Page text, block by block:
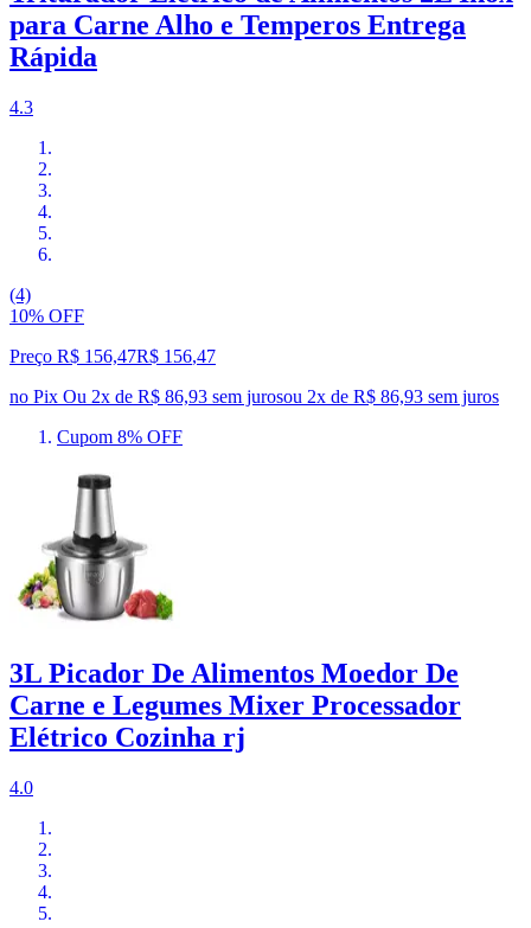
para Carne Alho e Temperos Entrega
Rápida
4.3
(4)
10% OFF
Preço R$ 156,47R$ 156,47
no Pix Ou 2x de R$ 86,93 sem jurosou 2x de R$ 86,93 sem juros
Cupom 8% OFF
3L Picador De Alimentos Moedor De
Carne e Legumes Mixer Processador
Elétrico Cozinha rj
4.0